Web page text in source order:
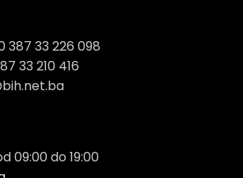
387 33 226 098
33 210 416
09:00 do 19:00